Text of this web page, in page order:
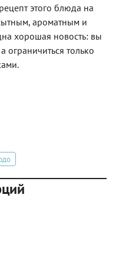
этого блюда на
ароматным и
хорошая новость: вы
ограничиться только